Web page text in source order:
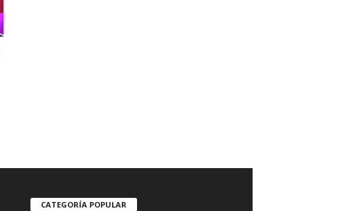
CATEGORÍA POPULAR